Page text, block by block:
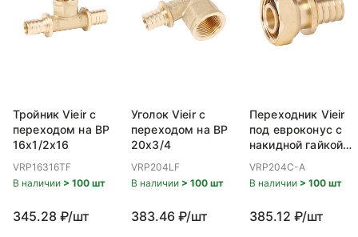
Тройник Vieir с
переходом на ВР
16x1/2x16
VRP16316TF
В наличии > 100 шт
345.28 ₽/шт
Уголок Vieir с
переходом на ВР
20x3/4
VRP204LF
В наличии > 100 шт
383.46 ₽/шт
Переходник Vieir
под евроконус с
накидной гайкой
VRP204C-A
В наличии > 100 шт
385.12 ₽/шт